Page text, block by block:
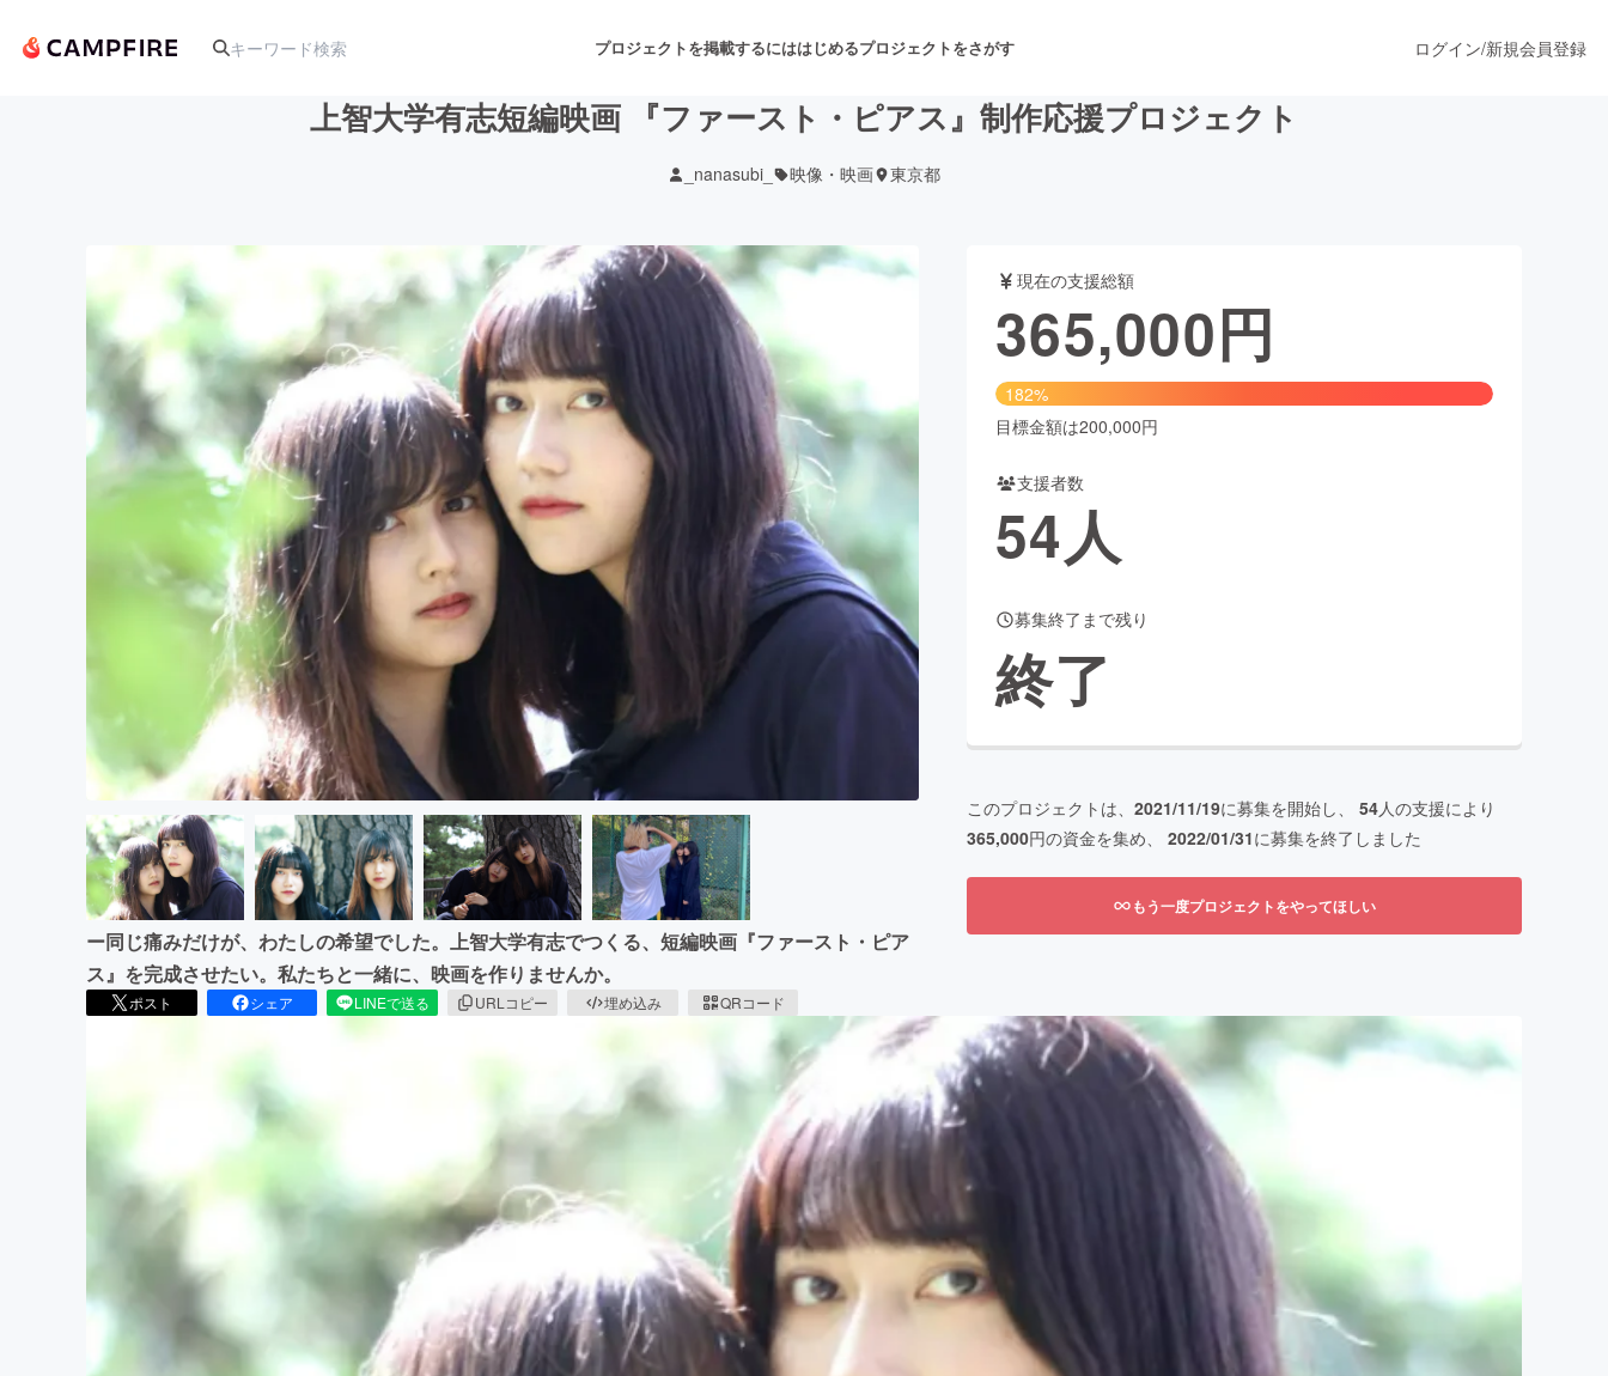
プロジェクトを掲載するにははじめるプロジェクトをさがす
音楽 舞台・パフォーマンス
テクノロジー・ガジェット ゲーム・サービス開発 ファッション
映像・映画 書籍・雑誌出版 アニメ・漫画
ビジネス・起業 チャレンジ ビューティー・ヘルスケア
まちづくり・地域活性化
CAMPFIRE for Social Good
CAMPFIRE Creation
CAMPFIREふるさと納税
コミュニティ
ログイン/新規会員登録
上智大学有志短編映画 『ファースト・ピアス』制作応援プロジェクト
_nanasubi_ 映像・映画 東京都
ー同じ痛みだけが、わたしの希望でした。上智大学有志でつくる、短編映画『ファースト・ピア
ス』を完成させたい。私たちと一緒に、映画を作りませんか。
ポスト シェア LINEで送る URLコピー 埋め込み QRコード
現在の支援総額
365,000円
182%
目標金額は200,000円
支援者数
54人
募集終了まで残り
終了
このプロジェクトは、 2021/11/19に募集を開始し、 54人の支援により
365,000円の資金を集め、 2022/01/31に募集を終了しました
もう一度プロジェクトをやってほしい